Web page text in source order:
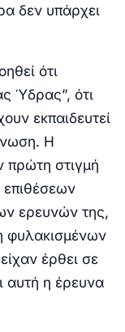
δεν υπάρχει
ότι
Ύδρας”, ότι
εκπαιδευτεί
Η
πρώτη στιγμή
ερευνών της,
φυλακισμένων
έρθει σε
αυτή η έρευνα